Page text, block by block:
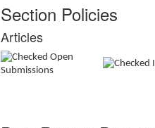
Section Policies
Articles
Open
Submissions